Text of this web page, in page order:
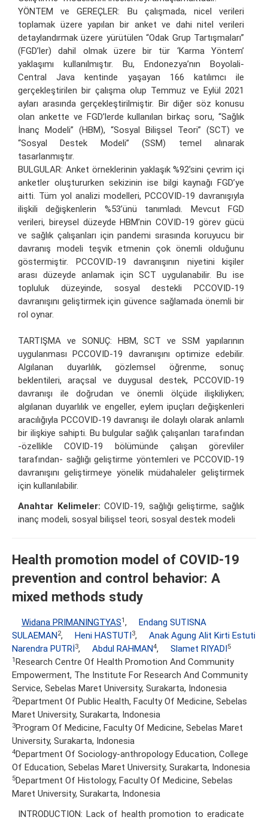
YÖNTEM ve GEREÇLER: Bu çalışmada, nicel verileri
toplamak üzere yapılan bir anket ve dahi nitel verileri
detaylandırmak üzere yürütülen “Odak Grup Tartışmaları”
(FGD’ler) dahil olmak üzere bir tür ‘Karma Yöntem’
yaklaşımı kullanılmıştır. Bu, Endonezya’nın Boyolali-
Central Java kentinde yaşayan 166 katılımcı ile
gerçekleştirilen bir çalışma olup Temmuz ve Eylül 2021
ayları arasında gerçekleştirilmiştir. Bir diğer söz konusu
olan ankette ve FGD’lerde kullanılan birkaç soru, “Sağlık
İnanç Modeli” (HBM), “Sosyal Bilişsel Teori” (SCT) ve
“Sosyal Destek Modeli” (SSM) temel alınarak
tasarlanmıştır.
BULGULAR: Anket örneklerinin yaklaşık %92’sini çevrim içi
anketler oluştururken sekizinin ise bilgi kaynağı FGD’ye
aitti. Tüm yol analizi modelleri, PCCOVID-19 davranışıyla
ilişkili değişkenlerin %53’ünü tanımladı. Mevcut FGD
verileri, bireysel düzeyde HBM’nin COVID-19 görev gücü
ve sağlık çalışanları için pandemi sırasında koruyucu bir
davranış modeli teşvik etmenin çok önemli olduğunu
göstermiştir. PCCOVID-19 davranışının niyetini kişiler
arası düzeyde anlamak için SCT uygulanabilir. Bu ise
topluluk düzeyinde, sosyal destekli PCCOVID-19
davranışını geliştirmek için güvence sağlamada önemli bir
rol oynar.
TARTIŞMA ve SONUÇ: HBM, SCT ve SSM yapılarının
uygulanması PCCOVID-19 davranışını optimize edebilir.
Algılanan duyarlılık, gözlemsel öğrenme, sonuç
beklentileri, araçsal ve duygusal destek, PCCOVID-19
davranışı ile doğrudan ve önemli ölçüde ilişkiliyken;
algılanan duyarlılık ve engeller, eylem ipuçları değişkenleri
aracılığıyla PCCOVID-19 davranışı ile dolaylı olarak anlamlı
bir ilişkiye sahipti. Bu bulgular sağlık çalışanları tarafından
-özellikle COVID-19 bölümünde çalışan görevliler
tarafından- sağlığı geliştirme yöntemleri ve PCCOVID-19
davranışını geliştirmeye yönelik müdahaleler geliştirmek
için kullanılabilir.
Anahtar Kelimeler: COVID-19, sağlığı geliştirme, sağlık
inanç modeli, sosyal bilişsel teori, sosyal destek modeli
Health promotion model of COVID-19
prevention and control behavior: A
mixed methods study
Widana PRIMANINGTYAS1,
Endang SUTISNA
SULAEMAN 2, Heni HASTUTI 3,
Anak Agung Alit Kirti Estuti
Narendra PUTRİ 3, Abdul RAHMAN4, Slamet RIYADI 5
1 Research Centre Of Health Promotion And Community
Empowerment, The Institute For Research And Community
Service, Sebelas Maret University, Surakarta, Indonesia
2Department Of Public Health, Faculty Of Medicine, Sebelas
Maret University, Surakarta, Indonesia
3Program Of Medicine, Faculty Of Medicine, Sebelas Maret
University, Surakarta, Indonesia
4Department Of Sociology-anthropology Education, College
Of Education, Sebelas Maret University, Surakarta, Indonesia
5Department Of Histology, Faculty Of Medicine, Sebelas
Maret University, Surakarta, Indonesia
INTRODUCTION: Lack of health promotion to eradicate